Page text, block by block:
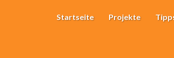
Startseite Projekte